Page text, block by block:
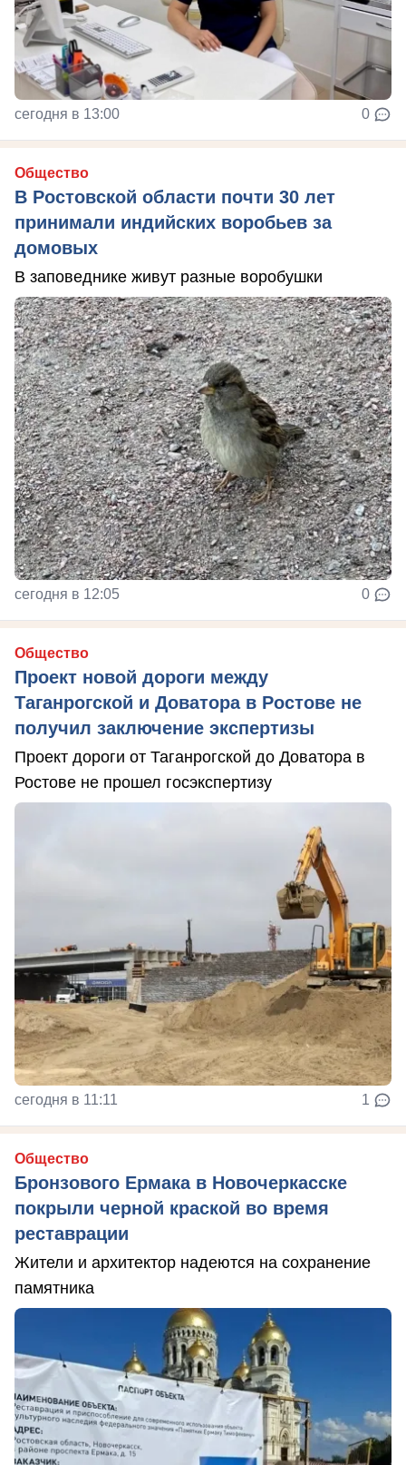
сегодня в 13:00 0
Общество
В Ростовской области почти 30 лет
принимали индийских воробьев за
домовых
В заповеднике живут разные воробушки
сегодня в 12:05 0
Общество
Проект новой дороги между
Таганрогской и Доватора в Ростове не
получил заключение экспертизы
Проект дороги от Таганрогской до Доватора в
Ростове не прошел госэкспертизу
сегодня в 11:11 1
Общество
Бронзового Ермака в Новочеркасске
покрыли черной краской во время
реставрации
Жители и архитектор надеются на сохранение
памятника